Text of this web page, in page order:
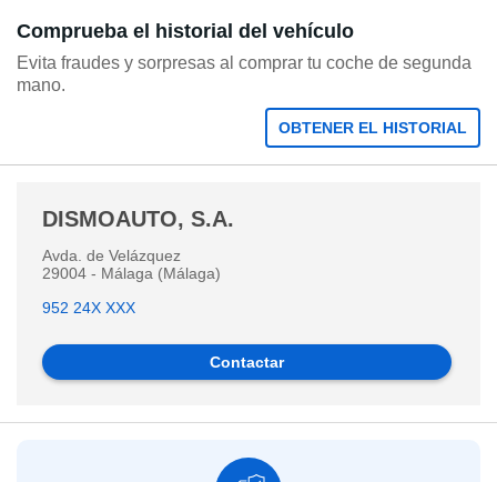
Comprueba el historial del vehículo
Evita fraudes y sorpresas al comprar tu coche de segunda
mano.
OBTENER EL HISTORIAL
DISMOAUTO, S.A.
Avda. de Velázquez
29004 - Málaga (Málaga)
952 24X XXX
Contactar